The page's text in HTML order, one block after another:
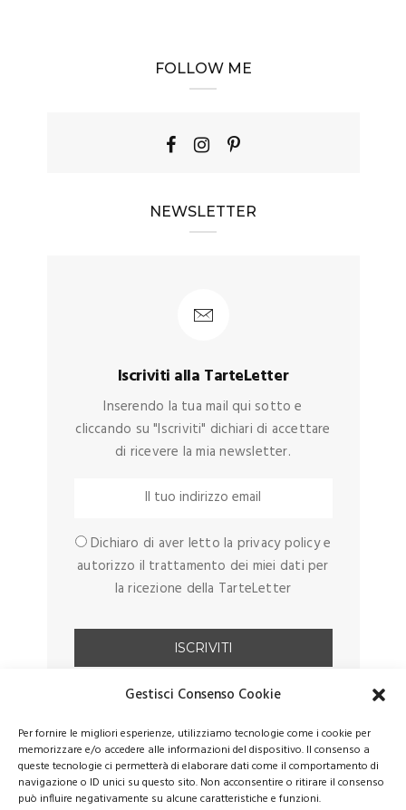
Gestisci Consenso Cookie
Per fornire le migliori esperienze, utilizziamo tecnologie come i cookie per
memorizzare e/o accedere alle informazioni del dispositivo. Il consenso a
queste tecnologie ci permetterà di elaborare dati come il comportamento di
navigazione o ID unici su questo sito. Non acconsentire o ritirare il consenso
può influire negativamente su alcune caratteristiche e funzioni.
FOLLOW ME
NEWSLETTER
Iscriviti alla TarteLetter
Inserendo la tua mail qui sotto e
cliccando su "Iscriviti" dichiari di accettare
di ricevere la mia newsletter.
Dichiaro di aver letto la privacy policy e
autorizzo il trattamento dei miei dati per
la ricezione della TarteLetter